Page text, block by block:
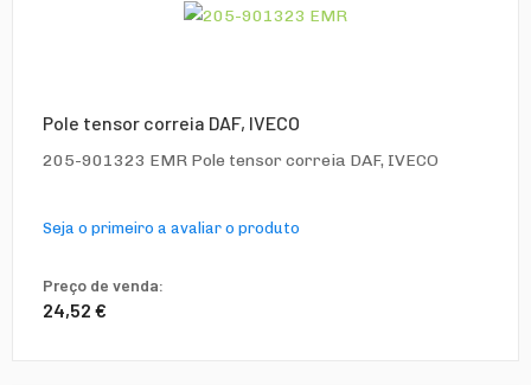
Pole tensor correia DAF, IVECO
205-901323 EMR Pole tensor correia DAF, IVECO
Seja o primeiro a avaliar o produto
Preço de venda:
24,52 €